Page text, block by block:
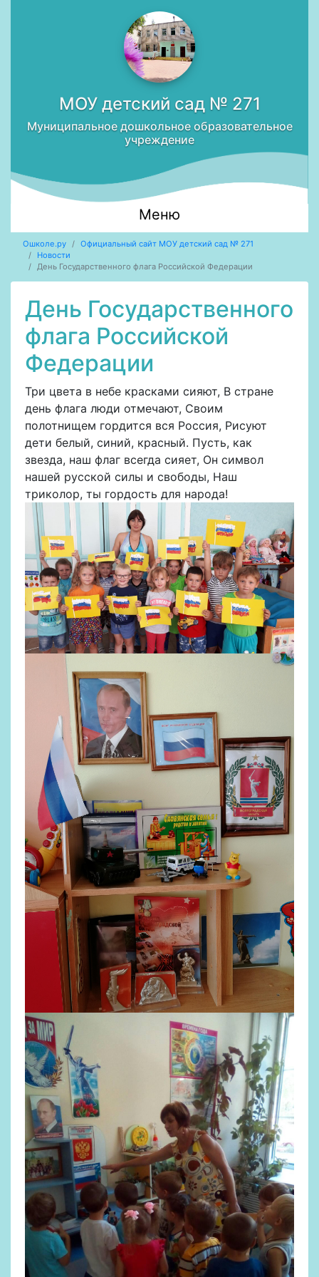
МОУ детский сад № 271
Муниципальное дошкольное образовательное
учреждение
Меню
Ошколе.ру
Официальный сайт МОУ детский сад № 271
Новости
День Государственного флага Российской Федерации
День Государственного
флага Российской
Федерации
Три цвета в небе красками сияют, В стране
день флага люди отмечают, Своим
полотнищем гордится вся Россия, Рисуют
дети белый, синий, красный. Пусть, как
звезда, наш флаг всегда сияет, Он символ
нашей русской силы и свободы, Наш
триколор, ты гордость для народа!